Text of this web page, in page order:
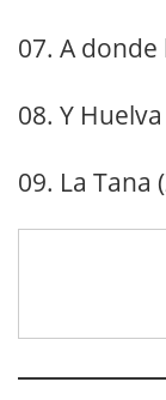
07. A
08. Y
09. La Tana